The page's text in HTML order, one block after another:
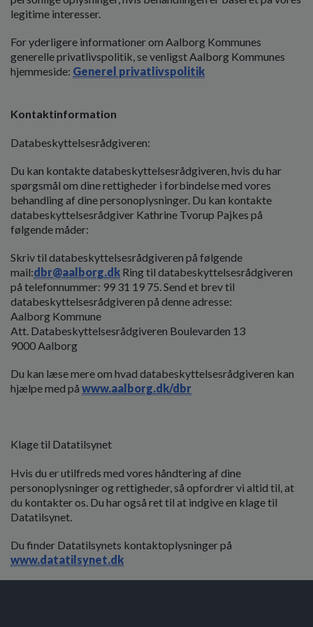
legitime interesser.
For yderligere informationer om Aalborg Kommunes
generelle privatlivspolitik, se venligst Aalborg Kommunes
hjemmeside: Generel privatlivspolitik
Kontaktinformation
Databeskyttelsesrådgiveren:
Du kan kontakte databeskyttelsesrådgiveren, hvis du har
spørgsmål om dine rettigheder i forbindelse med vores
behandling af dine personoplysninger. Du kan kontakte
databeskyttelsesrådgiver Kathrine Tvorup Pajkes på
følgende måder:
Skriv til databeskyttelsesrådgiveren på følgende
mail:dbr@aalborg.dk Ring til databeskyttelsesrådgiveren
på telefonnummer: 99 31 19 75. Send et brev til
databeskyttelsesrådgiveren på denne adresse:
Aalborg Kommune
Att. Databeskyttelsesrådgiveren Boulevarden 13
9000 Aalborg
Du kan læse mere om hvad databeskyttelsesrådgiveren kan
hjælpe med på www.aalborg.dk/dbr
Klage til Datatilsynet
Hvis du er utilfreds med vores håndtering af dine
personoplysninger og rettigheder, så opfordrer vi altid til, at
du kontakter os. Du har også ret til at indgive en klage til
Datatilsynet.
Du finder Datatilsynets kontaktoplysninger på
www.datatilsynet.dk